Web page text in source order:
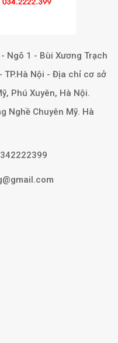
Ngõ 1 - Bùi Xương Trạch
TP.Hà Nội - Địa chỉ cơ sở
Phú Xuyên, Hà Nội.
Nghề Chuyên Mỹ. Hà